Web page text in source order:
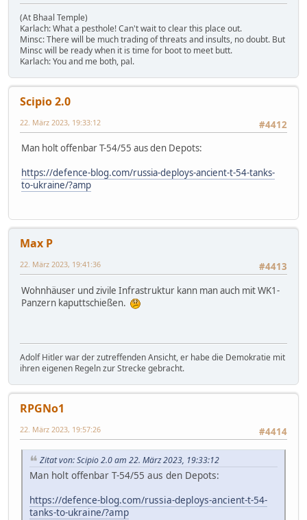
(At Bhaal Temple)
Karlach: What a pesthole! Can't wait to clear this place out.
Minsc: There will be much trading of threats and insults, no doubt. But
Minsc will be ready when it is time for boot to meet butt.
Karlach: You and me both, pal.
Scipio 2.0
#4412
22. März 2023, 19:33:12
Man holt offenbar T-54/55 aus den Depots:
https://defence-blog.com/russia-deploys-ancient-t-54-tanks-
to-ukraine/?amp
Max P
#4413
22. März 2023, 19:41:36
Wohnhäuser und zivile Infrastruktur kann man auch mit WK1-
Panzern kaputtschießen.
Adolf Hitler war der zutreffenden Ansicht, er habe die Demokratie mit
ihren eigenen Regeln zur Strecke gebracht.
RPGNo1
#4414
22. März 2023, 19:57:26
Zitat von: Scipio 2.0 am 22. März 2023, 19:33:12
Man holt offenbar T-54/55 aus den Depots:
https://defence-blog.com/russia-deploys-ancient-t-54-
tanks-to-ukraine/?amp